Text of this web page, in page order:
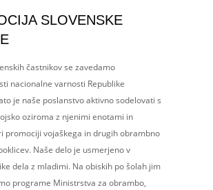
SLOVENSKE
častnikov se zavedamo
nacionalne varnosti Republike
je naše poslanstvo aktivno sodelovati s
oziroma z njenimi enotami in
promociji vojaškega in drugih obrambno
Naše delo je usmerjeno v
dela z mladimi. Na obiskih po šolah jim
programe Ministrstva za obrambo,